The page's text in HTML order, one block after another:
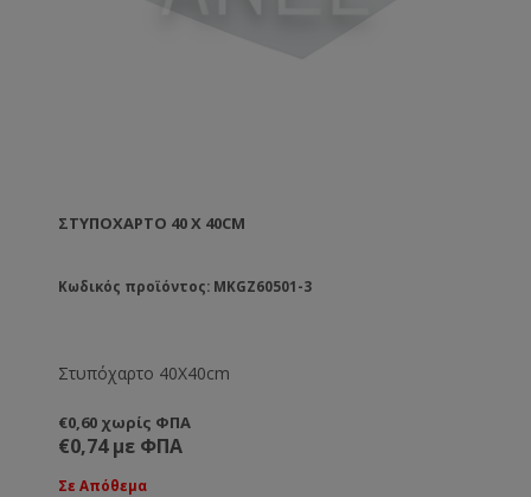
ΣΤΥΠΌΧΑΡΤΟ 40 X 40CM
Κωδικός προϊόντος: MKGZ60501-3
Στυπόχαρτο 40X40cm
€0,60 χωρίς ΦΠΑ
€0,74 με ΦΠΑ
Σε Απόθεμα